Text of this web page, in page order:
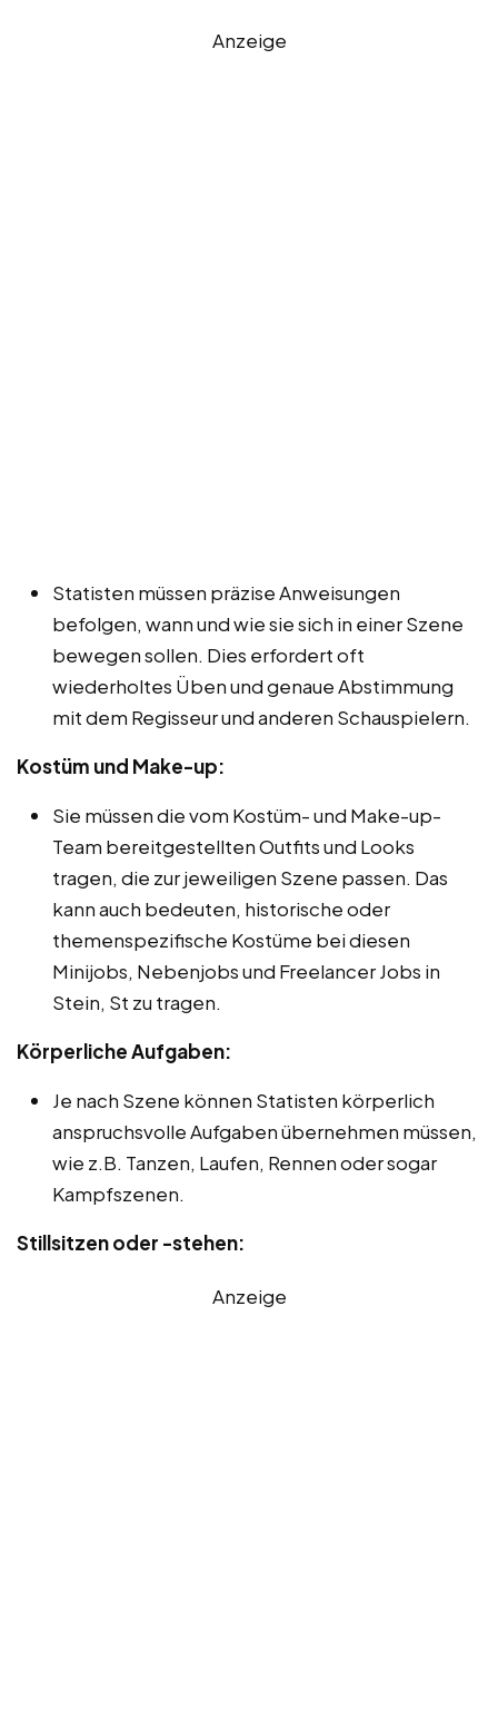
Anzeige
Statisten müssen präzise Anweisungen
befolgen, wann und wie sie sich in einer Szene
bewegen sollen. Dies erfordert oft
wiederholtes Üben und genaue Abstimmung
mit dem Regisseur und anderen Schauspielern.
Kostüm und Make-up:
Sie müssen die vom Kostüm- und Make-up-
Team bereitgestellten Outfits und Looks
tragen, die zur jeweiligen Szene passen. Das
kann auch bedeuten, historische oder
themenspezifische Kostüme bei diesen
Minijobs, Nebenjobs und Freelancer Jobs in
Stein, St zu tragen.
Körperliche Aufgaben:
Je nach Szene können Statisten körperlich
anspruchsvolle Aufgaben übernehmen müssen,
wie z.B. Tanzen, Laufen, Rennen oder sogar
Kampfszenen.
Stillsitzen oder -stehen:
Anzeige